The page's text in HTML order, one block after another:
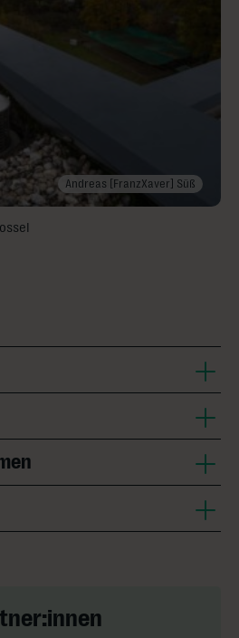
Andreas [FranzXaver] Süß